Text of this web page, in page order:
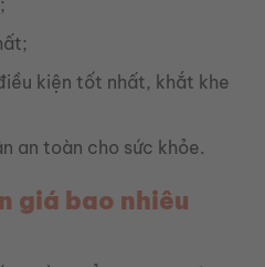
kiện tốt nhất, khắt khe
an toàn cho sức khỏe.
giá bao nhiêu